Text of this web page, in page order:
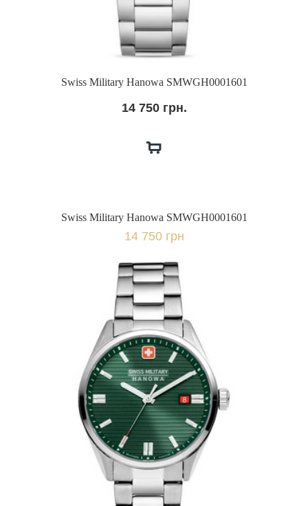
Swiss Military Hanowa SMWGH0001601
14 750 грн.
Swiss Military Hanowa SMWGH0001601
14 750 грн